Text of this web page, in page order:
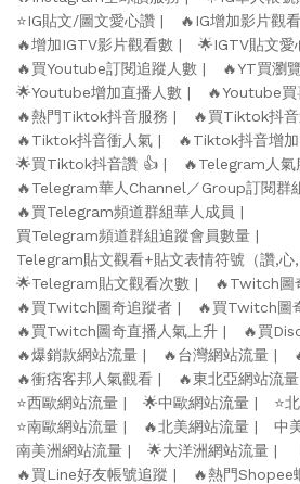
⭐️IG貼文/圖文愛心讚
🔥IG增加影片觀
🔥增加IGTV影片觀看數
🌟IGTV貼文愛
🔥買Youtube訂閱追蹤人數
🔥YT買瀏
🌟Youtube增加直播人數
🔥Youtube
🔥熱門Tiktok抖音服務
🔥買Tiktok抖
🔥Tiktok抖音衝人氣
🔥Tiktok抖音增
🌟買Tiktok抖音讚 👍
🔥Telegram人氣
🔥Telegram華人Channel／Group訂閱群
🔥買Telegram頻道群組華人成員
買Telegram頻道群組追蹤會員數量
Telegram貼文觀看+貼文表情符號（讚,心,
🌟Telegram貼文觀看次數
🔥Twitch圖
🔥買Twitch圖奇追蹤者
🔥買Twitch圖
🔥買Twitch圖奇直播人氣上升
🔥買
🔥爆銷款網站流量
🔥台灣網站流量
🔥衝痞客邦人氣觀看
🔥東北亞網站流量
⭐️西歐網站流量
🌟中歐網站流量
⭐️
⭐️南歐網站流量
🔥北美網站流量
中
南美洲網站流量
🌟大洋洲網站流量
🔥買Line好友帳號追蹤
🔥熱門Shopee